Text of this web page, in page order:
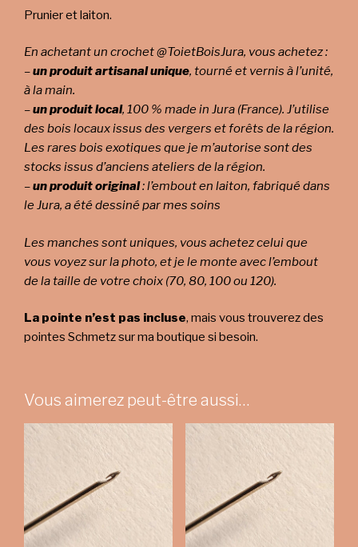
Prunier et laiton.
En achetant un crochet @ToietBoisJura, vous achetez :
–un produit artisanal unique, tourné et vernis à l’unité,
à la main.
–un produit local, 100 % made in Jura (France). J’utilise
des bois locaux issus des vergers et forêts de la région.
Les rares bois exotiques que je m’autorise sont des
stocks issus d’anciens ateliers de la région.
–un produit original: l’embout en laiton, fabriqué dans
le Jura, a été dessiné par mes soins
Les manches sont uniques, vous achetez celui que
vous voyez sur la photo, et je le monte avec l’embout
de la taille de votre choix (70, 80, 100 ou 120).
La pointe n’est pas incluse, mais vous trouverez des
pointes Schmetz sur ma boutique si besoin.
Vous aimerez peut-être aussi…